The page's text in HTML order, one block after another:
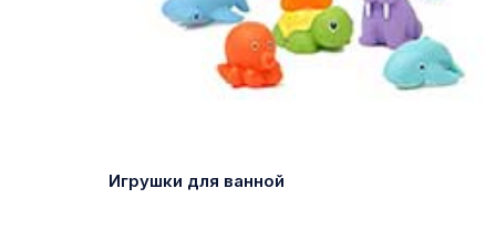
Игрушки для ванной